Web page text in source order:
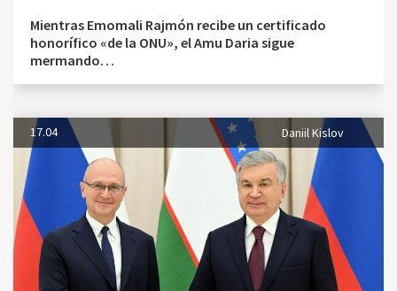
Mientras Emomali Rajmón recibe un certificado
honorífico «de la ONU», el Amu Daria sigue
mermando…
17.04 Daniil Kislov